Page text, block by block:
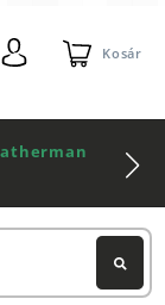
Kosár